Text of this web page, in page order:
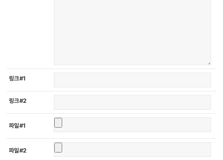
링크 #1
링크 #2
파일 #1
파일 #2